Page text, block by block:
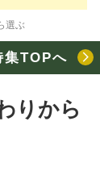
選ぶ
集TOPへ
りから